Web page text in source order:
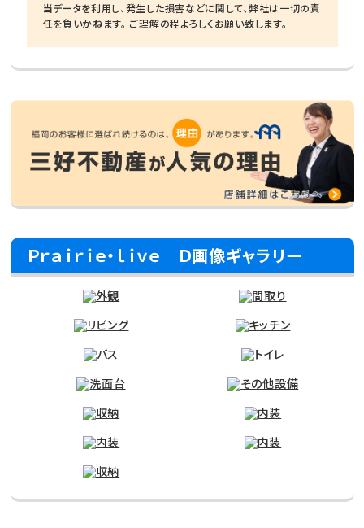
当データを利用し、発生した損害などに関して、弊社は一切の責
任を負いかねます。 ご理解の程よろしくお願い致します。
Ｐｒａｉｒｉｅ・ｌｉｖｅ Ｄ画像ギャラリー